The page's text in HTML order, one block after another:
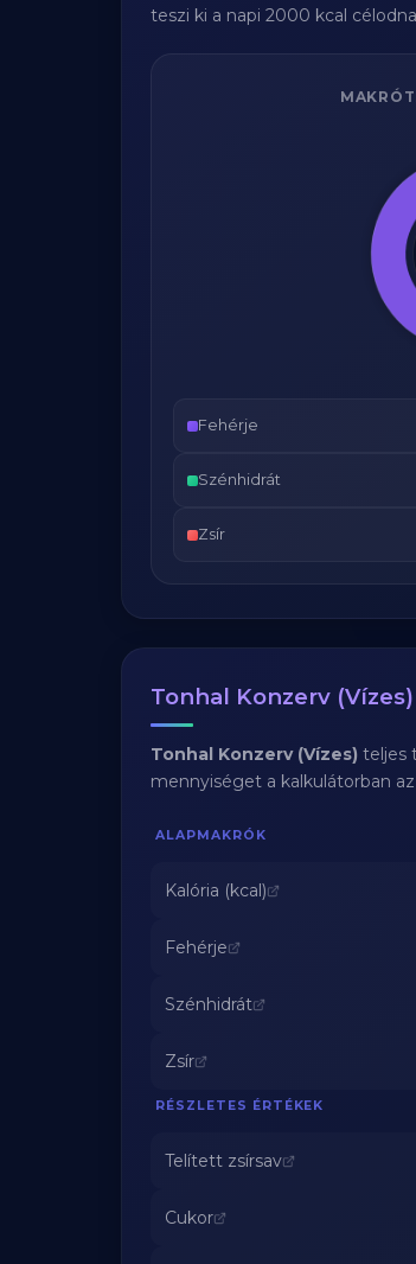
teszi ki a napi 2000 kcal
Fehérje
Szénhidrát
Zsír
Tonhal Konzerv (Vízes)
Tonhal Konzerv (Vízes) teljes
mennyiséget a kalkulátorban
ALAPMAKRÓK
Kalória (kcal)
Fehérje
Szénhidrát
Zsír
RÉSZLETES ÉRTÉKEK
Telített zsírsav
Cukor